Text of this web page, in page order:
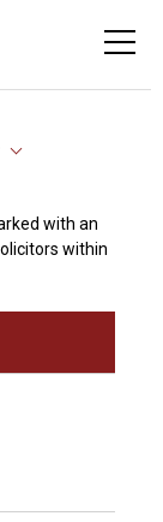
with an
within